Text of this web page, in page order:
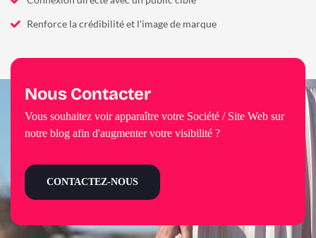
Renforce la crédibilité et l'image de marque
Nous Contacter
Vous souhaitez voir apparaître votre Société / Site Web sur
notre blog afin d'augmenter votre visibilité ?
CONTACTEZ-NOUS